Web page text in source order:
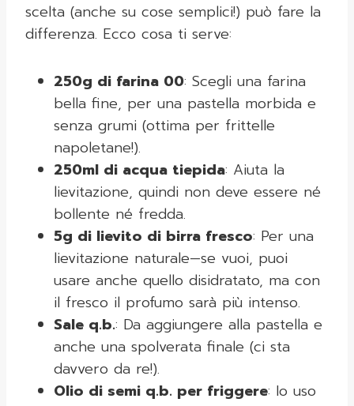
scelta (anche su cose semplici!) può fare la
differenza. Ecco cosa ti serve:
250g di farina 00: Scegli una farina
bella fine, per una pastella morbida e
senza grumi (ottima per frittelle
napoletane!).
250ml di acqua tiepida: Aiuta la
lievitazione, quindi non deve essere né
bollente né fredda.
5g di lievito di birra fresco: Per una
lievitazione naturale—se vuoi, puoi
usare anche quello disidratato, ma con
il fresco il profumo sarà più intenso.
Sale q.b.: Da aggiungere alla pastella e
anche una spolverata finale (ci sta
davvero da re!).
Olio di semi q.b. per friggere: Io uso